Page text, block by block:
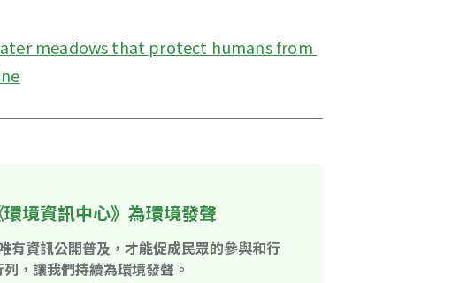
meadows that protect humans from
境資訊中心》為環境發聲
有資訊公開普及，才能促成民眾的參與和行
，讓我們持續為環境發聲。